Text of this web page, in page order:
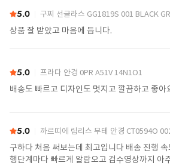
5.0 구찌 선글라스 GG1819S 001 BLACK
상품 잘 받았고 마음에 듭니다.
5.0 프라다 안경 0PR A51V 14N1O1
배송도 빠르고 디자인도 멋지고 깔끔하고 좋
5.0 까르띠에 림리스 무테 안경 CT0594O 002 SILVER
구하다 처음 써보는데 최고입니다 배송 진행
행단계마다 빠르게 알람오고 검수영상까지 아